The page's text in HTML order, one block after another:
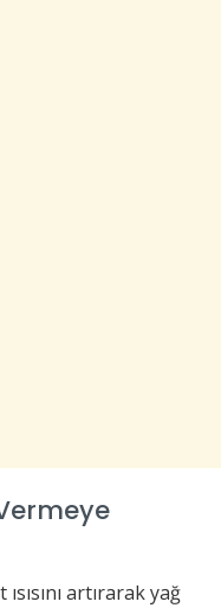
artırarak yağ